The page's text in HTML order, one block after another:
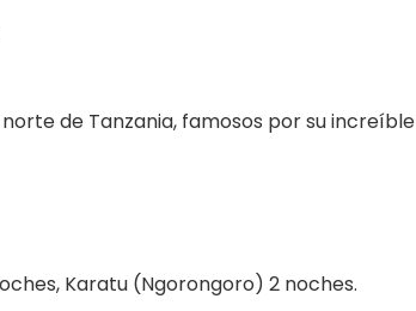
de Tanzania, famosos por su increíble
Karatu (Ngorongoro) 2 noches.